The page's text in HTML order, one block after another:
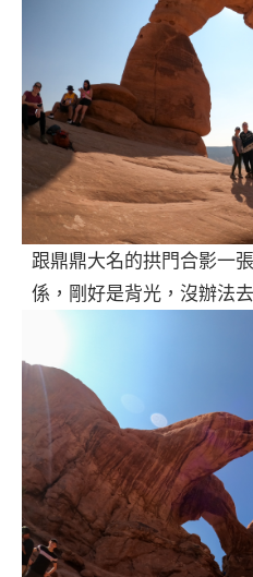
跟鼎鼎大名的拱門合影一
係，剛好是背光，沒辦法